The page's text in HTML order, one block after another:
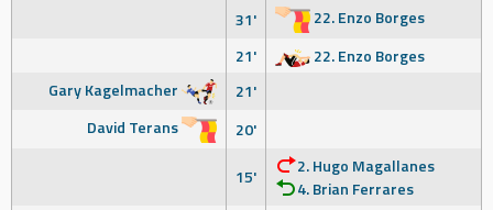
31'
22. Enzo Borges
21'
22. Enzo Borges
Gary Kagelmacher
21'
David Terans
20'
15'
2. Hugo Magallanes
4. Brian Ferrares